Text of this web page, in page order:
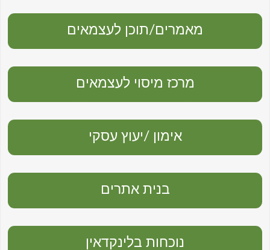
מאמרים/תוכן לעצמאים
מרכז מיסוי לעצמאים
אימון /יעוץ עסקי
בנית אתרים
נוכחות בלינקדאין